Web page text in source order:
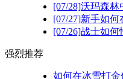
[07/28]沃玛森林
[07/27]新手如何
[07/26]战士如何
强烈推荐
如何在冰雪打